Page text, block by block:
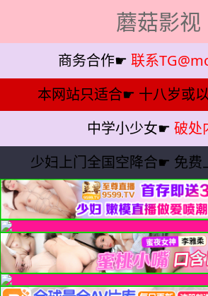
蘑菇影视
商务合作☛ 联系
本网站只适合☛ 十八岁或
中学小少女☛ 破处
少妇上门全国空降合☛ 免费